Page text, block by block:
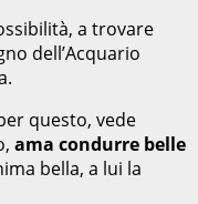
a trovare
dell’Acquario
questo, vede
ama condurre belle
bella, a lui la